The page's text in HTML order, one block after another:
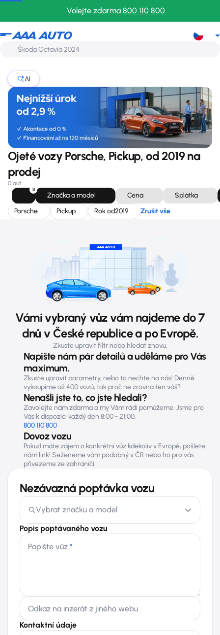
Volejte zdarma 800 110 800
Porsche
AI
Ojeté vozy Porsche, Pickup, od 2019 na
prodej
0 aut
3
Značka a model Cena
Splátka
Porsche
Pickup Rok od2019 Zrušit vše
Vámi vybraný vůz vám najdeme do 7
dnů v České republice a po Evropě.
Zkuste upravit filtr nebo hledat znovu.
Napište nám pár detailů a uděláme pro Vás
maximum.
Zkuste upravit parametry, nebo to nechte na nás! Denně
vykoupíme až 400 vozů, tak proč ne zrovna ten váš?
Nenašli jste to, co jste hledali?
Zavolejte nám zdarma a my Vám rádi pomůžeme. Jsme pro
Vás k dispozici každý den 8:00 - 21:00.
800 110 800
Dovoz vozu
Pokud máte zájem o konkrétní vůz kdekoliv v Evropě, pošlete
nám link! Seženeme vám podobný v ČR nebo ho pro vás
přivezeme ze zahraničí.
Nezávazná poptávka vozu
Vybrat značku a model
Popis poptávaného vozu
Popište vůz *
Odkaz na inzerát z jiného webu
Kontaktní údaje